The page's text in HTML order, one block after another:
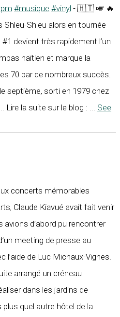
#musique #vinyl - 🇭🇹 🎺 🔥
Shleu-Shleu alors en tournée
devient très rapidement l’un
haïtien et marque la
70 par de nombreux succès.
septième, sorti en 1979 chez
Lire la suite sur le blog :
See
concerts mémorables
Claude Kiavué avait fait venir
d’abord pu rencontrer
meeting de presse au
l’aide de Luc Michaux-Vignes.
arrangé un créneau
dans les jardins de
plus quel autre hôtel de la